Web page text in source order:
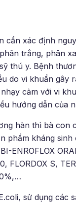
cần xác định
trắng, phân
thú y. Bệnh
do vi khuẩn gây
cảm với vi
hướng dẫn của
hàn thì bà con
phẩm kháng sinh
ENROFLOX
FLORDOX S,
sử dụng các